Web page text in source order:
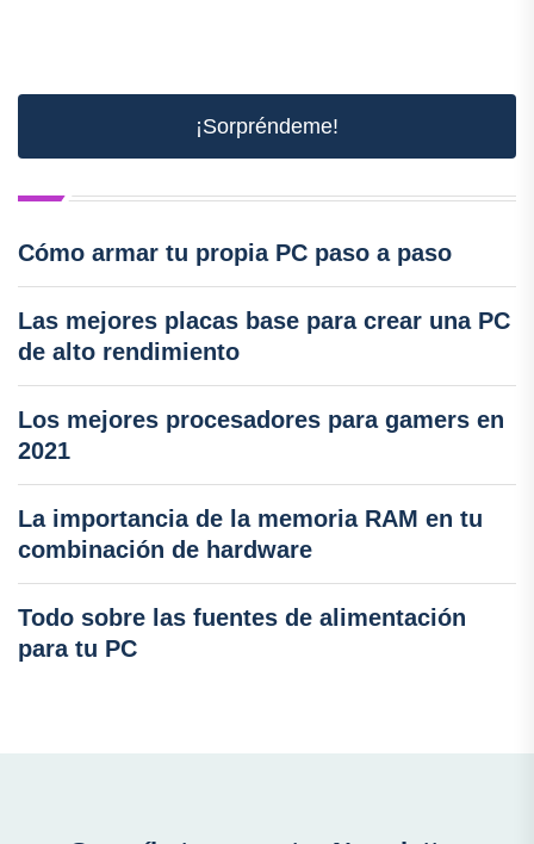
¡Sorpréndeme!
Cómo armar tu propia PC paso a paso
Las mejores placas base para crear una PC
de alto rendimiento
Los mejores procesadores para gamers en
2021
La importancia de la memoria RAM en tu
combinación de hardware
Todo sobre las fuentes de alimentación
para tu PC